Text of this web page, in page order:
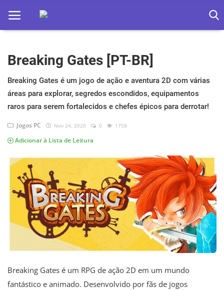
Home
Apps
Games
Web
Música
Jogos hoje na TV
Breaking Gates [PT-BR]
Breaking Gates é um jogo de ação e aventura 2D com várias
áreas para explorar, segredos escondidos, equipamentos
raros para serem fortalecidos e chefes épicos para derrotar!
Jogos PC Nov 24, 2020 0 1758
Adicionar à Lista de Leitura
Breaking Gates é um RPG de ação 2D em um mundo
fantástico e animado. Desenvolvido por fãs de jogos